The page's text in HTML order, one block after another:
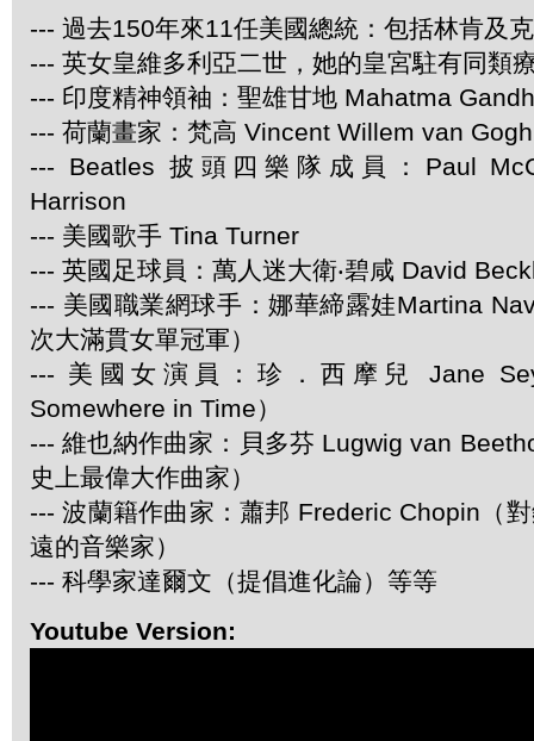
--- 過去150年來11任美國總統：包括林肯及
--- 英女皇維多利亞二世，她的皇宮駐有同類
--- 印度精神領袖：聖雄甘地 Mahatma
--- 荷蘭畫家：梵高 Vincent Willem van Gogh
--- Beatles 披頭四樂隊成員：Paul
Harrison
--- 美國歌手 Tina Turner
--- 英國足球員：萬人迷大衛‧碧咸 David
--- 美國職業網球手：娜華締露娃Martina
次大滿貫女單冠軍）
--- 美國女演員：珍．西摩兒 Jane
Somewhere in Time）
--- 維也納作曲家：貝多芬 Lugwig van
史上最偉大作曲家）
--- 波蘭籍作曲家：蕭邦 Frederic Chopin（
遠的音樂家）
--- 科學家達爾文（提倡進化論）等等
Youtube Version: